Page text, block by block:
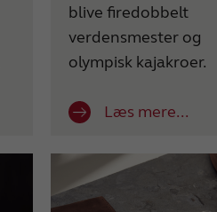
blive firedobbelt
verdensmester og
olympisk kajakroer.
Læs mere...